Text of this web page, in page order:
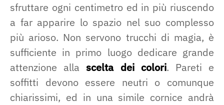
sfruttare ogni centimetro ed in più riuscendo
a far apparire lo spazio nel suo complesso
più arioso. Non servono trucchi di magia, è
sufficiente in primo luogo dedicare grande
attenzione allascelta dei colori. Pareti e
soffitti devono essere neutri o comunque
chiarissimi, ed in una simile cornice andrà